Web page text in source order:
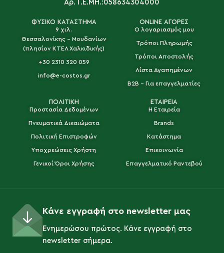
Αρ. Γ.Ε.ΜΗ.:058634304000
ΦΥΣΙΚΟ ΚΑΤΑΣΤΗΜΑ
9 χιλ.
Θεσσαλονίκης - Μουδανίων
(πλησίον ΚΤΕΛ Χαλκιδικής)
+30 2310 320 059
info@e-costos.gr
ONLINE ΑΓΟΡΕΣ
Ο λογαριασμός μου
Τρόποι Πληρωμής
Τρόποι Αποστολής
Λίστα Αγαπημένων
B2B - Για επαγγελματίες
ΠΟΛΙΤΙΚΗ
Προστασία Δεδομένων
Πνευματικά Δικαιώματα
Πολιτική Επιστροφών
Υποχρεώσεις Χρήστη
Γενικοί Όροι Χρήσης
ΕΤΑΙΡΕΙΑ
Η Εταιρεία
Brands
Κατάστημα
Επικοινωνία
Επαγγελματικό Ραντεβού
Κάνε εγγραφή στο newsletter μας
Ενημερώσου πρώτος. Κάνε εγγραφή στο
newsletter σήμερα.